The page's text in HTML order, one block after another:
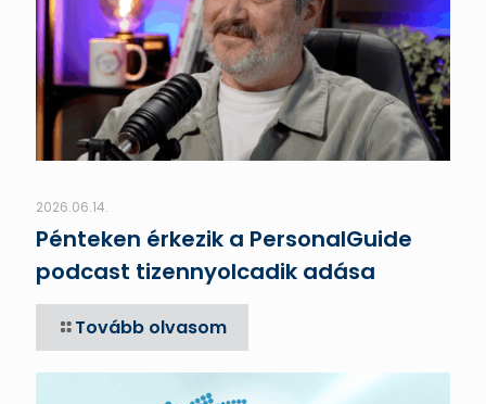
2026.06.14.
Pénteken érkezik a PersonalGuide
podcast tizennyolcadik adása
Tovább olvasom